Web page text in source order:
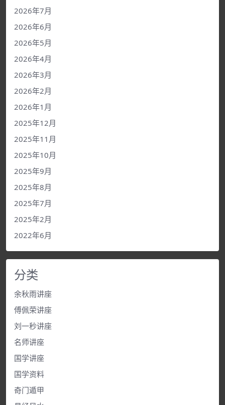
2026年7月
2026年6月
2026年5月
2026年4月
2026年3月
2026年2月
2026年1月
2025年12月
2025年11月
2025年10月
2025年9月
2025年8月
2025年7月
2025年2月
2022年6月
分类
余秋雨讲座
傅佩荣讲座
刘一秒讲座
名师讲座
国学讲座
国学资料
奇门遁甲